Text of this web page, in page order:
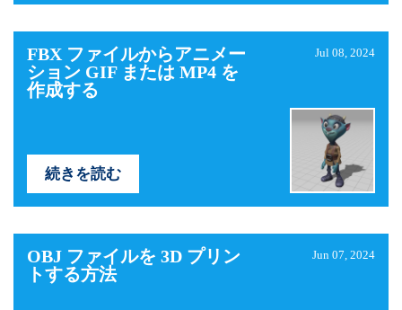
FBX ファイルからアニメー
ション GIF または MP4 を
作成する
Jul 08, 2024
続きを読む
OBJ ファイルを 3D プリン
トする方法
Jun 07, 2024